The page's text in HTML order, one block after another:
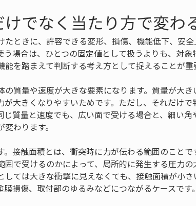
でなく当たり方で変わ
ときに、許容できる変形、損傷、機能低下、安
場合は、ひとつの固定値として扱うよりも、対象
を踏まえて判断する考え方として捉えることが重
質量や速度が大きな要素になります。質量が大
大きくなりやすいためです。ただし、それだけ
質量と速度でも、広い面で受ける場合と、細い
わります。
。接触面積とは、衝突時に力が伝わる範囲のこと
で受けるのかによって、局所的に発生する圧力
ては大きな衝撃に見えなくても、接触面積が小
損傷、取付部のゆるみなどにつながるケースです。